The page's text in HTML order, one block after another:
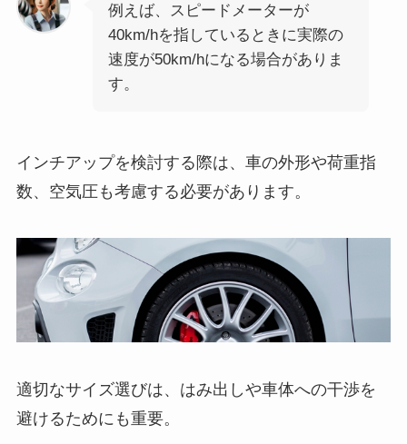
例えば、スピードメーターが
40km/hを指しているときに実際の
速度が50km/hになる場合がありま
す。
インチアップを検討する際は、車の外形や荷重指
数、空気圧も考慮する必要があります。
適切なサイズ選びは、はみ出しや車体への干渉を
避けるためにも重要。